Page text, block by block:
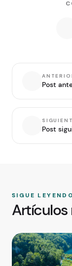
Post
Post
SIGUE LEYENDO
Artículos